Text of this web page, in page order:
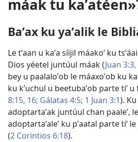
máak tu
Baʼax ku yaʼalik le
Le tʼaan u kaʼa síijil máakoʼ ku
Dios yéetel juntúul máak (Juan 3:3,
bey u paalaloʼob le máaxoʼob ku
ku kʼuchul u beetubaʼob parte tiʼ u
8:15, 16; Gálatas 4:5; 1 Juan 3:1).
adoptartaʼak juntúul chan paaleʼ,
adoptartaʼaleʼ ku pʼaatal parte tiʼ
(2 Corintios 6:18).